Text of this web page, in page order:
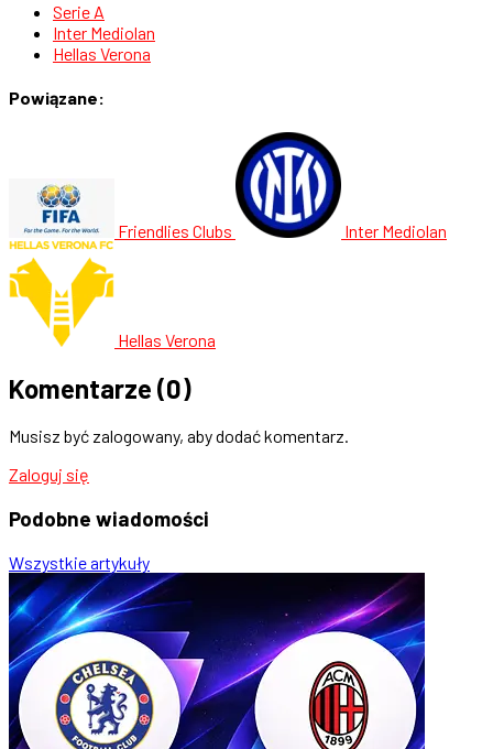
Serie A
Inter Mediolan
Hellas Verona
Powiązane:
Friendlies Clubs Inter Mediolan
Hellas Verona
Komentarze (0)
Musisz być zalogowany, aby dodać komentarz.
Zaloguj się
Podobne wiadomości
Wszystkie artykuły